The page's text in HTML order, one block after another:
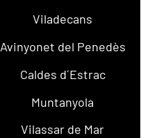
Viladecans
Avinyonet del Penedès
Caldes d´Estrac
Muntanyola
Vilassar de Mar